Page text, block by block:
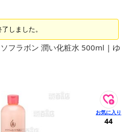
しました。
フラボン 潤い化粧水 500ml | ゆ
44